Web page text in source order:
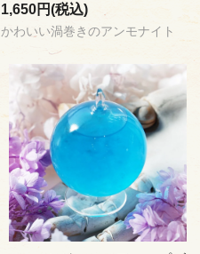
1,650円(税込)
かわいい渦巻きのアンモナイト